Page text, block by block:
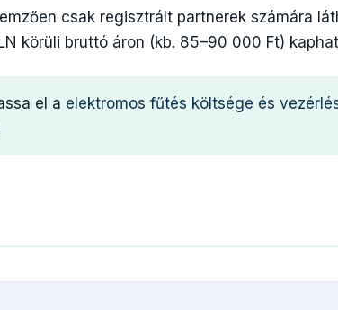
csak regisztrált partnerek számára
körüli bruttó áron (kb. 85–90 000 Ft)
el a elektromos fűtés költsége és